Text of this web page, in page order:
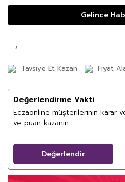
Gelince
Tavsiye Et Kazan Fiyat
Değerlendirme Vakti
Eczaonline müşterilerinin karar
ve puan kazanın
Değerlendir